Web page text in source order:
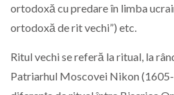
ortodoxă cu predare în limba
ortodoxă de rit vechi”) etc.
Ritul vechi se referă la ritual, la
Patriarhul Moscovei Nikon